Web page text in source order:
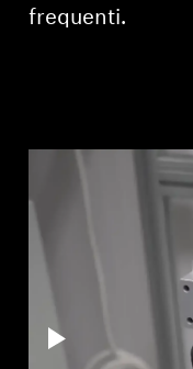
frequenti.